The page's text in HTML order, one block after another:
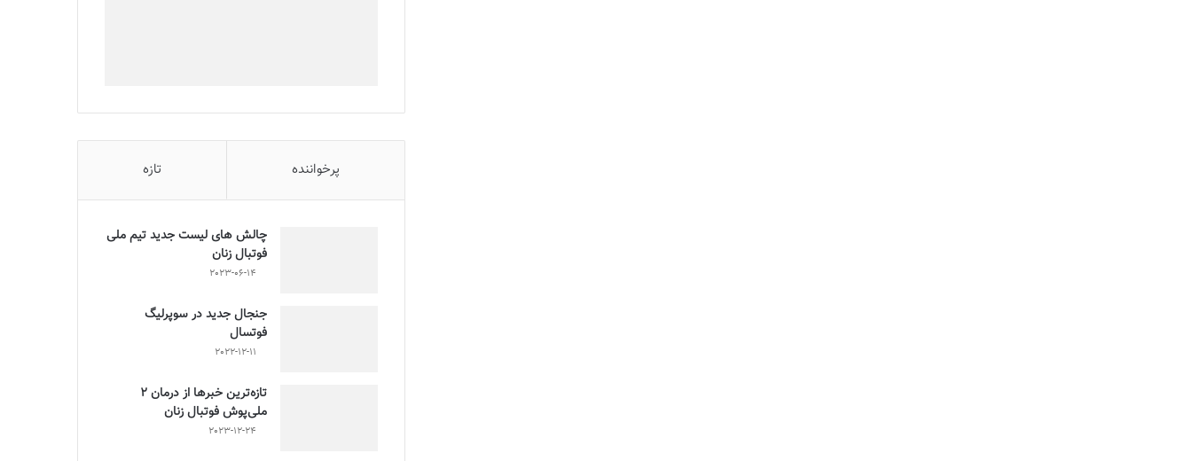
پرخواننده تازه
چالش هاى ليست جدید تيم ملى
فوتبال زنان
2023-06-14
جنجال جدید در سوپرلیگ
فوتسال
2022-12-11
تازه‌ترین خبرها از درمان ۲
ملی‌پوش فوتبال زنان
2023-12-24